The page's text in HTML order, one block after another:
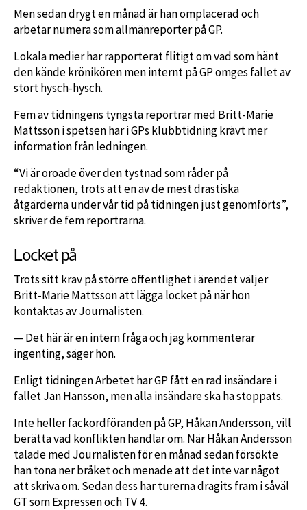
Men sedan drygt en månad är han omplacerad och
arbetar numera som allmänreporter på GP.
Lokala medier har rapporterat flitigt om vad som hänt
den kände krönikören men internt på GP omges fallet av
stort hysch-hysch.
Fem av tidningens tyngsta reportrar med Britt-Marie
Mattsson i spetsen har i GPs klubbtidning krävt mer
information från ledningen.
“Vi är oroade över den tystnad som råder på
redaktionen, trots att en av de mest drastiska
åtgärderna under vår tid på tidningen just genomförts”,
skriver de fem reportrarna.
Locket på
Trots sitt krav på större offentlighet i ärendet väljer
Britt-Marie Mattsson att lägga locket på när hon
kontaktas av Journalisten.
— Det här är en intern fråga och jag kommenterar
ingenting, säger hon.
Enligt tidningen Arbetet har GP fått en rad insändare i
fallet Jan Hansson, men alla insändare ska ha stoppats.
Inte heller fackordföranden på GP, Håkan Andersson, vill
berätta vad konflikten handlar om. När Håkan Andersson
talade med Journalisten för en månad sedan försökte
han tona ner bråket och menade att det inte var något
att skriva om. Sedan dess har turerna dragits fram i såväl
GT som Expressen och TV 4.